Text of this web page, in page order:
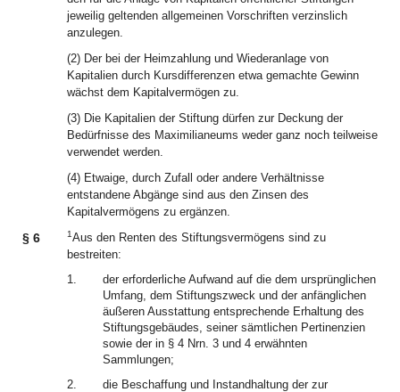
jeweilig geltenden allgemeinen Vorschriften verzinslich
anzulegen.
(2) Der bei der Heimzahlung und Wiederanlage von
Kapitalien durch Kursdifferenzen etwa gemachte Gewinn
wächst dem Kapitalvermögen zu.
(3) Die Kapitalien der Stiftung dürfen zur Deckung der
Bedürfnisse des Maximilianeums weder ganz noch teilweise
verwendet werden.
(4) Etwaige, durch Zufall oder andere Verhältnisse
entstandene Abgänge sind aus den Zinsen des
Kapitalvermögens zu ergänzen.
§ 6 1Aus den Renten des Stiftungsvermögens sind zu
bestreiten:
1.
der erforderliche Aufwand auf die dem ursprünglichen
Umfang, dem Stiftungszweck und der anfänglichen
äußeren Ausstattung entsprechende Erhaltung des
Stiftungsgebäudes, seiner sämtlichen Pertinenzien
sowie der in § 4 Nrn. 3 und 4 erwähnten
Sammlungen;
2.
die Beschaffung und Instandhaltung der zur